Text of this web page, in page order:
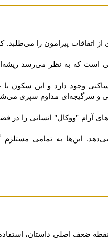
پیرامون را می‌طلبد.
است که به نظر می‌رسد
وجود دارد و این سکون
و سرگیجه‌ای مداوم سپری
آرام "ووکال" انسانی را در
این‌ها به تمامی
نقطه ضعف اصلی داستان،